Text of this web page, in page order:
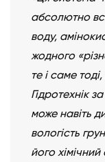
абсолютно
воду,
жодного
те і саме
Гідротехнік
може навіть
вологість
його